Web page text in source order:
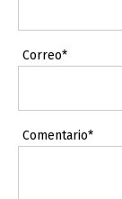
Correo*
Comentario*